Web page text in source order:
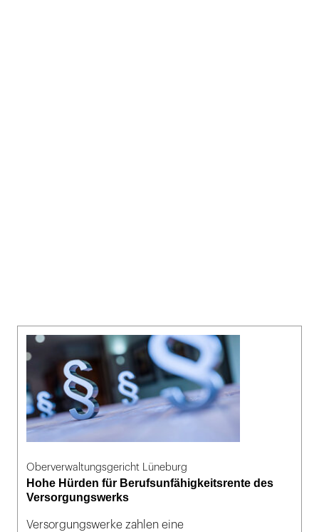
Oberverwaltungsgericht Lüneburg
Hohe Hürden für Berufsunfähigkeitsrente des
Versorgungswerks
Versorgungswerke zahlen eine